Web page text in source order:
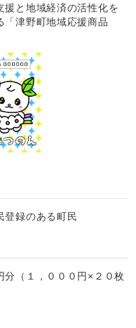
援と地域経済の活性化を
「津野町地域応援商品
登録のある町民
（１，０００円×２０枚